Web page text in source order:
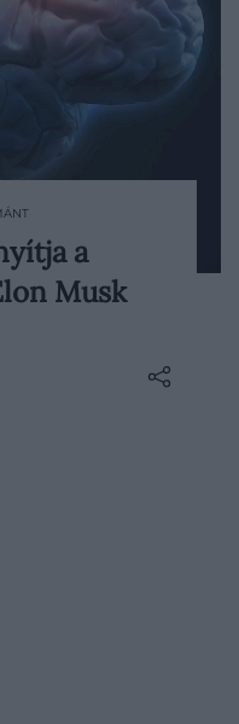
foglalkozó cége,
páciensét, aki
egy
jelentő
a
Musk